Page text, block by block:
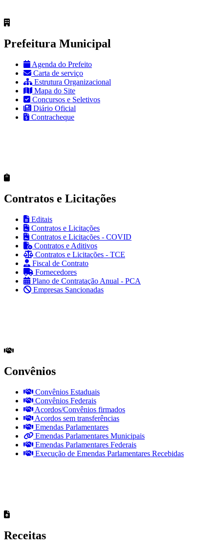
Prefeitura Municipal
Agenda do Prefeito
Carta de serviço
Estrutura Organizacional
Mapa do Site
Concursos e Seletivos
Diário Oficial
Contracheque
Contratos e Licitações
Editais
Contratos e Licitações
Contratos e Licitações - COVID
Contratos e Aditivos
Contratos e Licitações - TCE
Fiscal de Contrato
Fornecedores
Plano de Contratação Anual - PCA
Empresas Sancionadas
Convênios
Convênios Estaduais
Convênios Federais
Acordos/Convênios firmados
Acordos sem transferências
Emendas Parlamentares
Emendas Parlamentares Municipais
Emendas Parlamentares Federais
Execução de Emendas Parlamentares Recebidas
Receitas